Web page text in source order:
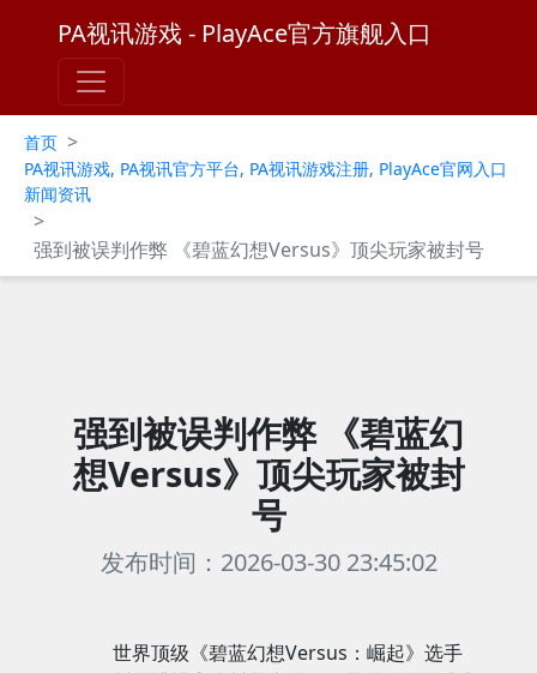
PA视讯游戏 - PlayAce官方旗舰入口
首页 >
PA视讯游戏, PA视讯官方平台, PA视讯游戏注册, PlayAce官网入口
新闻资讯
>
强到被误判作弊 《碧蓝幻想Versus》顶尖玩家被封号
强到被误判作弊 《碧蓝幻
想Versus》顶尖玩家被封
号
发布时间：2026-03-30 23:45:02
世界顶级《碧蓝幻想Versus：崛起》选手